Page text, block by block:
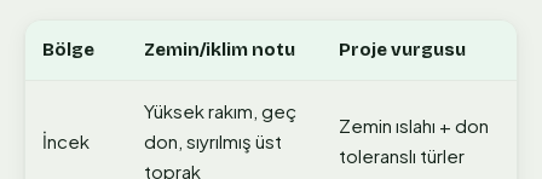
Bölge Zemin/iklim notu Proje vurgusu
İncek
Yüksek rakım, geç
don, sıyrılmış üst
toprak
Zemin ıslahı + don
toleranslı türler